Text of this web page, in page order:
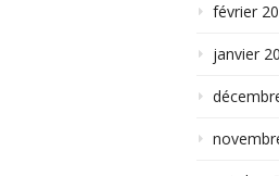
février
janvier